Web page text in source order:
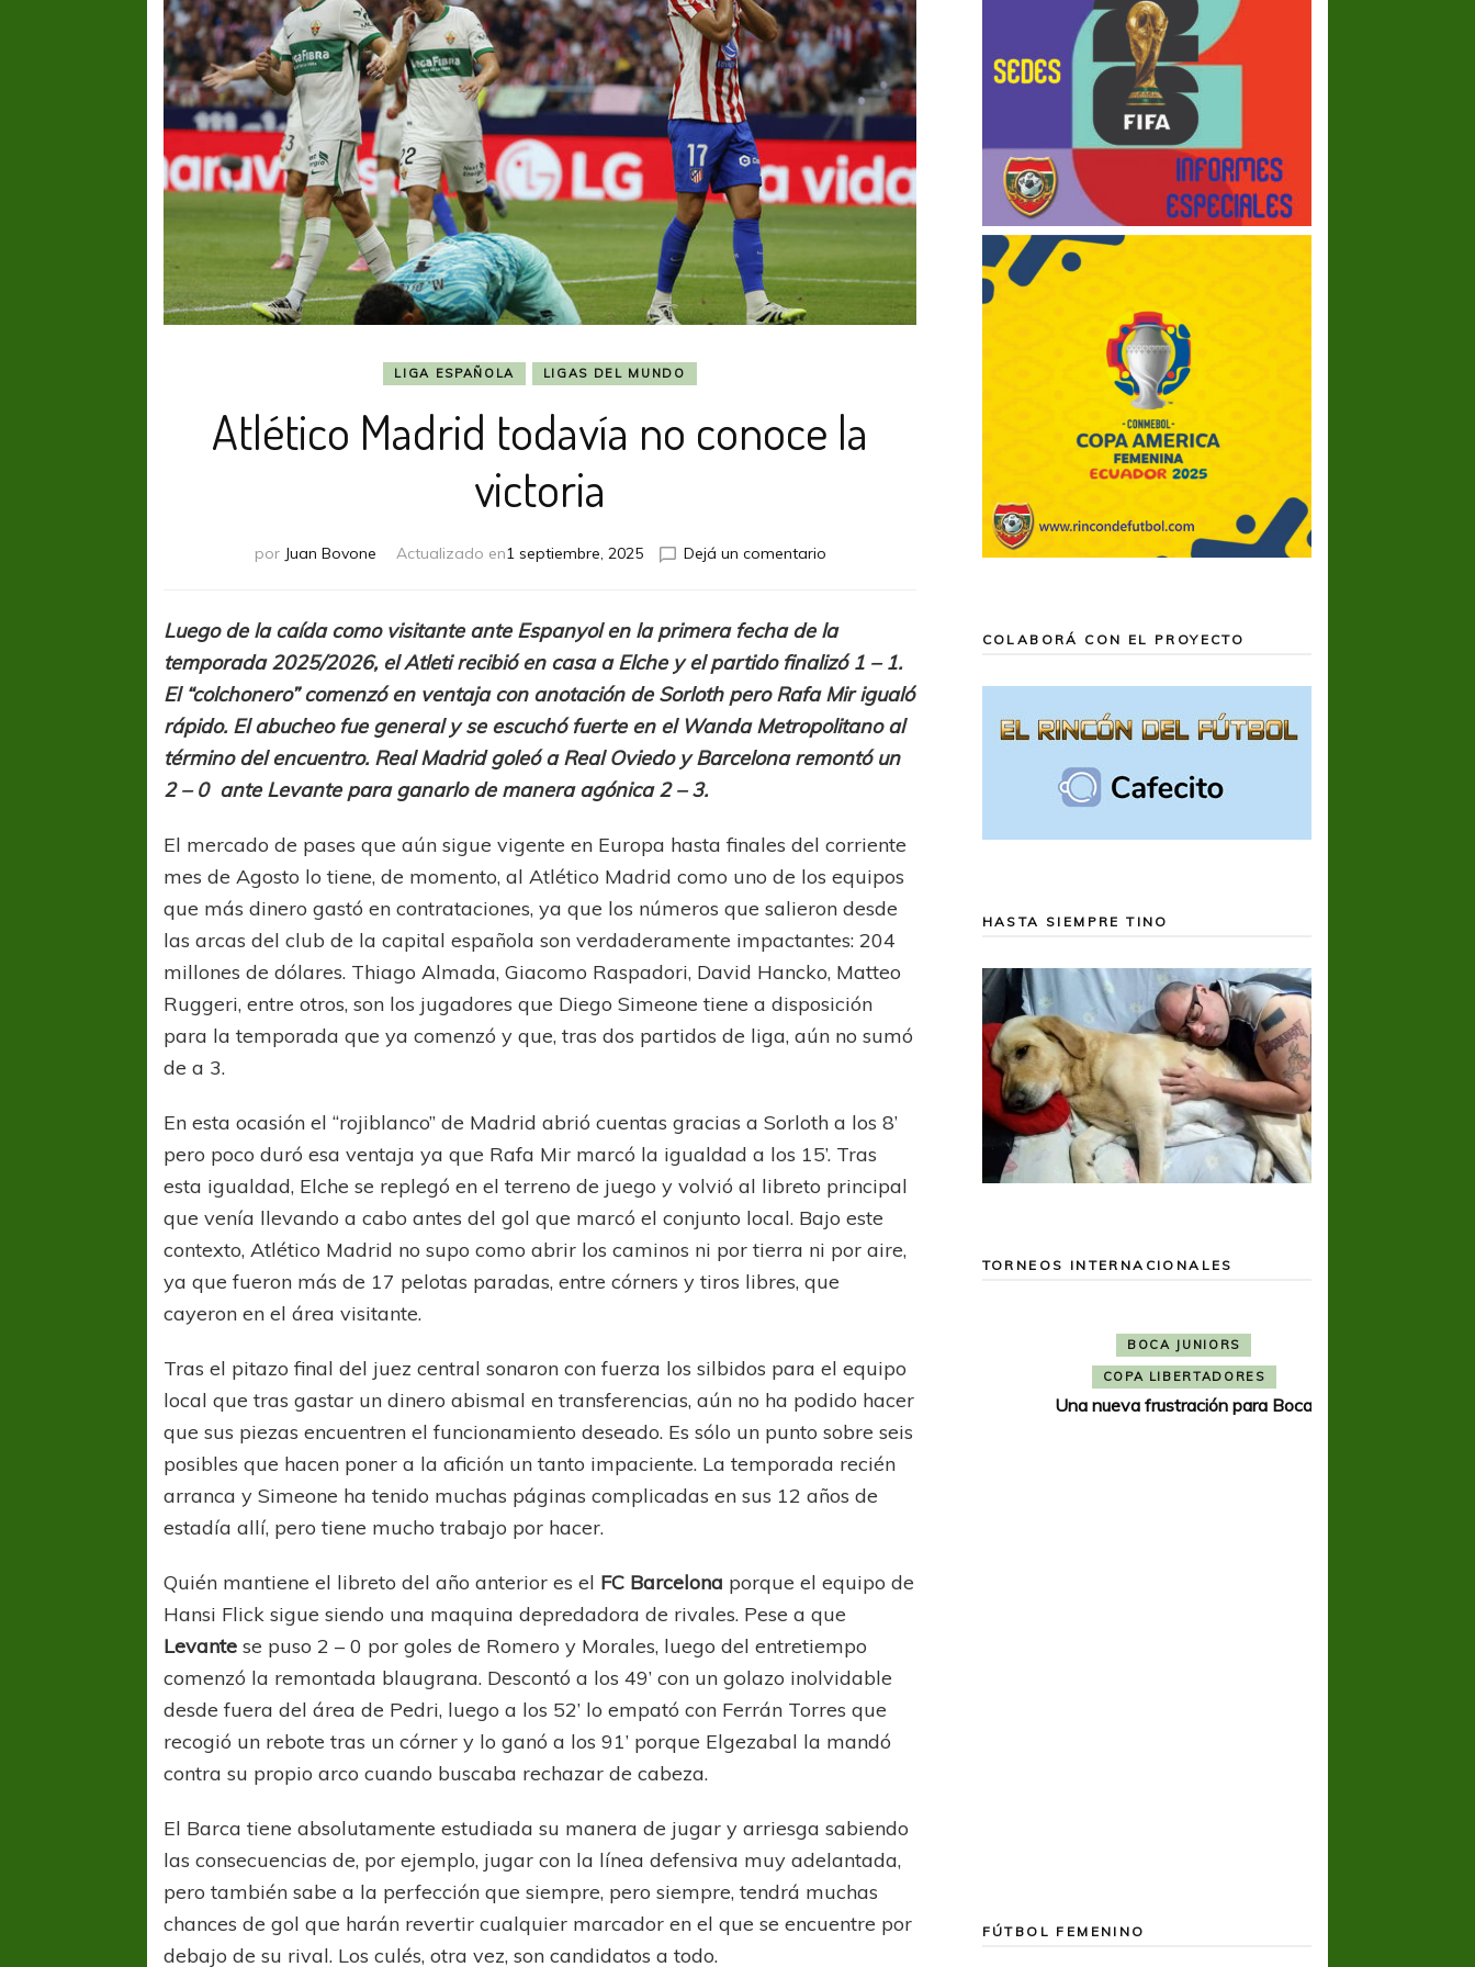
LIGA ESPAÑOLA LIGAS DEL MUNDO
Atlético Madrid todavía no conoce la
victoria
por Juan Bovone Actualizado en1 septiembre, 2025 Dejá un comentarioen
todavía
conoce
la
victoria
Luego de la caída como visitante ante Espanyol en la primera fecha de la
temporada 2025/2026, el Atleti recibió en casa a Elche y el partido finalizó 1 – 1.
El “colchonero” comenzó en ventaja con anotación de Sorloth pero Rafa Mir igualó
rápido. El abucheo fue general y se escuchó fuerte en el Wanda Metropolitano al
término del encuentro. Real Madrid goleó a Real Oviedo y Barcelona remontó un
2 – 0 ante Levante para ganarlo de manera agónica 2 – 3.
El mercado de pases que aún sigue vigente en Europa hasta finales del corriente
mes de Agosto lo tiene, de momento, al Atlético Madrid como uno de los equipos
que más dinero gastó en contrataciones, ya que los números que salieron desde
las arcas del club de la capital española son verdaderamente impactantes: 204
millones de dólares. Thiago Almada, Giacomo Raspadori, David Hancko, Matteo
Ruggeri, entre otros, son los jugadores que Diego Simeone tiene a disposición
para la temporada que ya comenzó y que, tras dos partidos de liga, aún no sumó
de a 3.
En esta ocasión el “rojiblanco” de Madrid abrió cuentas gracias a Sorloth a los 8’
pero poco duró esa ventaja ya que Rafa Mir marcó la igualdad a los 15’. Tras
esta igualdad, Elche se replegó en el terreno de juego y volvió al libreto principal
que venía llevando a cabo antes del gol que marcó el conjunto local. Bajo este
contexto, Atlético Madrid no supo como abrir los caminos ni por tierra ni por aire,
ya que fueron más de 17 pelotas paradas, entre córners y tiros libres, que
cayeron en el área visitante.
Tras el pitazo final del juez central sonaron con fuerza los silbidos para el equipo
local que tras gastar un dinero abismal en transferencias, aún no ha podido hacer
que sus piezas encuentren el funcionamiento deseado. Es sólo un punto sobre seis
posibles que hacen poner a la afición un tanto impaciente. La temporada recién
arranca y Simeone ha tenido muchas páginas complicadas en sus 12 años de
estadía allí, pero tiene mucho trabajo por hacer.
Quién mantiene el libreto del año anterior es el FC Barcelona porque el equipo de
Hansi Flick sigue siendo una maquina depredadora de rivales. Pese a que
Levante se puso 2 – 0 por goles de Romero y Morales, luego del entretiempo
comenzó la remontada blaugrana. Descontó a los 49’ con un golazo inolvidable
desde fuera del área de Pedri, luego a los 52’ lo empató con Ferrán Torres que
recogió un rebote tras un córner y lo ganó a los 91’ porque Elgezabal la mandó
contra su propio arco cuando buscaba rechazar de cabeza.
El Barca tiene absolutamente estudiada su manera de jugar y arriesga sabiendo
las consecuencias de, por ejemplo, jugar con la línea defensiva muy adelantada,
pero también sabe a la perfección que siempre, pero siempre, tendrá muchas
chances de gol que harán revertir cualquier marcador en el que se encuentre por
debajo de su rival. Los culés, otra vez, son candidatos a todo.
COLABORÁ CON EL PROYECTO
HASTA SIEMPRE TINO
TORNEOS INTERNACIONALES
COPA SUDAMERICANA TIGRE
Octavos de Final
COPA SUDAMERICANA
Sur Defendido
PSG celebró el bicampeonato
BOCA JUNIORS
COPA LIBERTADORES
Una nueva frustración para Boca
FÚTBOL FEMENINO